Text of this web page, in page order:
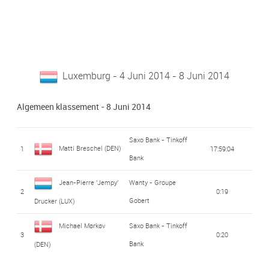
Luxemburg - 4 Juni 2014 - 8 Juni 2014
Algemeen klassement - 8 Juni 2014
1 Matti Breschel (DEN)
Saxo Bank - Tinkoff
Bank
17:59:04
2
Jean-Pierre 'Jempy'
Drucker (LUX)
Wanty - Groupe
Gobert
0:19
3
Michael Mørkøv
(DEN)
Saxo Bank - Tinkoff
Bank
0:20